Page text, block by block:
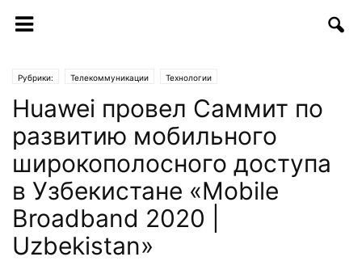
Рубрики: Телекоммуникации Технологии
Huawei провел Саммит по
развитию мобильного
широкополосного доступа
в Узбекистане «Mobile
Broadband 2020 |
Uzbekistan»